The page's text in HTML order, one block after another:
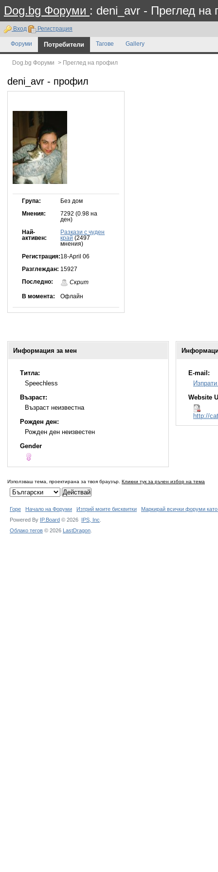
Dog.bg Форуми : deni_avr - Преглед на
Вход Регистрация
Форуми Потребители Тагове Gallery
Dog.bg Форуми > Преглед на профил
deni_avr - профил
Група: Без дом
Мнения:
7292 (0.98 на
ден)
Най-
активен:
Разкази с чуден
край (2497
мнения)
Регистрация:18-April 06
Разглеждан: 15927
Последно: Скрит
В момента: Офлайн
Информация за мен
Титла:
Speechless
Възраст:
Възраст неизвестна
Рожден ден:
Рожден ден неизвестен
Gender
E-mail:
Website
http://
Използваш тема, проектирана за твоя браузър. Кликни тук за ръчен избор на тема
Горе Начало на Форуми Изтрий моите бисквитки
Маркирай всички форуми
Powered By IP.Board © 2026 IPS, Inc
Облако тегов © 2026 LastDragon